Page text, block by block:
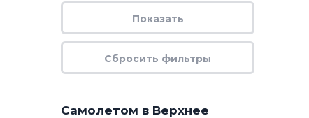
Самолетом в Верхнее